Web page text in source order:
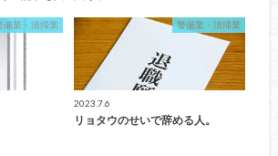
備業・清掃業 警備業・清掃業
2023.7.6
リョタウのせいで辞める人。